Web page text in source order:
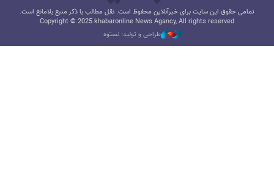
تمامی حقوق این سایت برای خبرآنلاین محفوظ است. نقل مطالب با ذکر منبع بلامانع است.
Copyright © 2025 khabaronline News Agancy, All rights reserved
طراحی و تولید: نستوه